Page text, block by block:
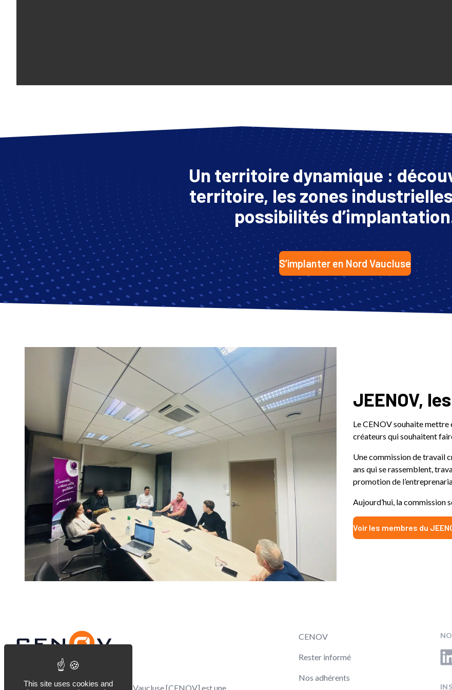
Un territoire dynamique :
territoire, les zones
possibilités
S’implanter en Nord Vaucluse
JEENOV,
Le CENOV souhaite mettre
créateurs qui souhaitent
Une commission de travail
ans qui se rassemblent,
promotion de
Aujourd’hui, la commission
Voir les membres du
CENOV
Le Club d’Entrepreneurs du Nord Vaucluse [CENOV] est une
CENOV
Rester informé
Nos adhérents
This site uses cookies and